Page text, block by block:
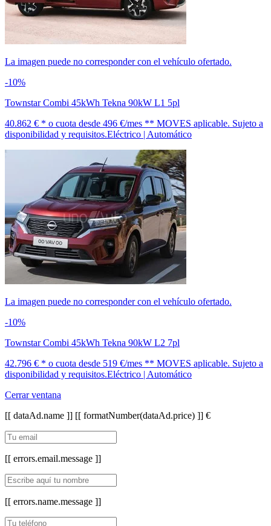
La imagen puede no corresponder con el vehículo ofertado.
-10%
Townstar Combi 45kWh Tekna 90kW L1 5pl
40.862 € * o cuota desde 496 €/mes ** MOVES aplicable. Sujeto a
disponibilidad y requisitos.Eléctrico | Automático
La imagen puede no corresponder con el vehículo ofertado.
-10%
Townstar Combi 45kWh Tekna 90kW L2 7pl
42.796 € * o cuota desde 519 €/mes ** MOVES aplicable. Sujeto a
disponibilidad y requisitos.Eléctrico | Automático
Cerrar ventana
[[ dataAd.name ]] [[ formatNumber(dataAd.price) ]] €
[[ errors.email.message ]]
[[ errors.name.message ]]